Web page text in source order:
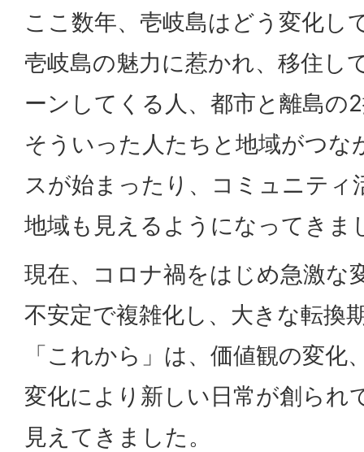
ここ数年、壱岐島はどう変化し
壱岐島の魅力に惹かれ、移住し
ーンしてくる人、都市と離島の
そういった人たちと地域がつな
スが始まったり、コミュニティ
地域も見えるようになってきま
現在、コロナ禍をはじめ急激な
不安定で複雑化し、大きな転換
「これから」は、価値観の変化
変化により新しい日常が創られ
見えてきました。